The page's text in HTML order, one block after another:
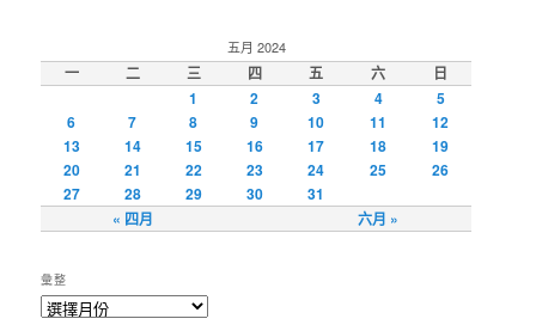
五月 2024
一 二 三 四 五 六 日
« 四月 六月 »
1 2 3 4
5
6
7 8 9 10 11
12
13
14 15 16 17 18
19
20
21 22 23 24 25
26
27
28 29 30 31
彙整